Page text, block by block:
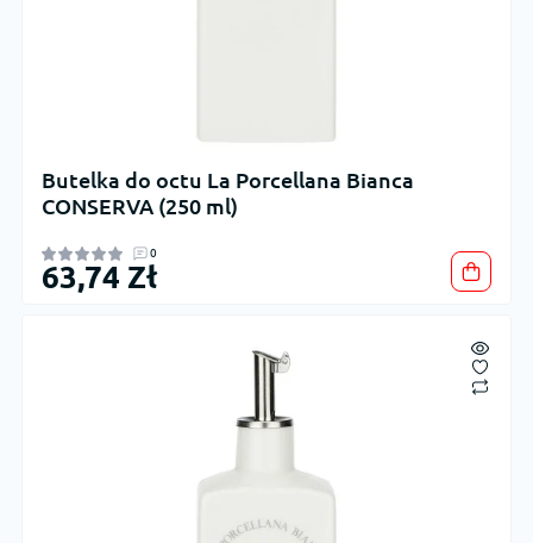
Butelka do octu La Porcellana Bianca
CONSERVA (250 ml)
0
63,74 Zł